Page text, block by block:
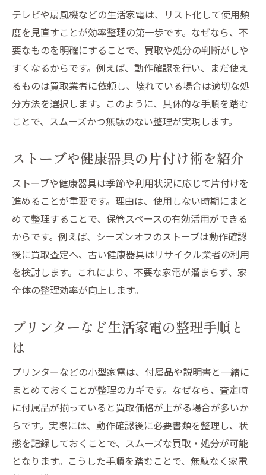
テレビや扇風機などの生活家電は、リスト化して使用頻
度を見直すことが効率整理の第一歩です。なぜなら、不
要なものを明確にすることで、買取や処分の判断がしや
すくなるからです。例えば、動作確認を行い、まだ使え
るものは買取業者に依頼し、壊れている場合は適切な処
分方法を選択します。このように、具体的な手順を踏む
ことで、スムーズかつ無駄のない整理が実現します。
ストーブや健康器具の片付け術を紹介
ストーブや健康器具は季節や利用状況に応じて片付けを
進めることが重要です。理由は、使用しない時期にまと
めて整理することで、保管スペースの有効活用ができる
からです。例えば、シーズンオフのストーブは動作確認
後に買取査定へ、古い健康器具はリサイクル業者の利用
を検討します。これにより、不要な家電が溜まらず、家
全体の整理効率が向上します。
プリンターなど生活家電の整理手順と
は
プリンターなどの小型家電は、付属品や説明書と一緒に
まとめておくことが整理のカギです。なぜなら、査定時
に付属品が揃っていると買取価格が上がる場合が多いか
らです。実際には、動作確認後に必要書類を整理し、状
態を記録しておくことで、スムーズな買取・処分が可能
となります。こうした手順を踏むことで、無駄なく家電